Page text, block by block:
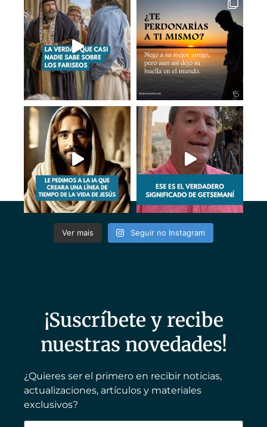
Ver mais Seguir no Instagram
¡Suscríbete y recibe
nuestras novedades!
¿Quieres ser el primero en recibir noticias,
actualizaciones, artículos y materiales
exclusivos?